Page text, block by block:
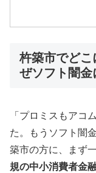
杵築市でど
ぜソフト闇
「プロミスもアコ
た。もうソフト闇
築市の方に、まず
規の中小消費者金